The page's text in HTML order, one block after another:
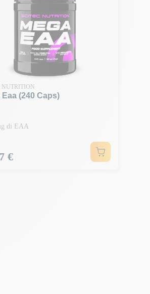
NUTRITION
Eaa (240 Caps)
di EAA
€